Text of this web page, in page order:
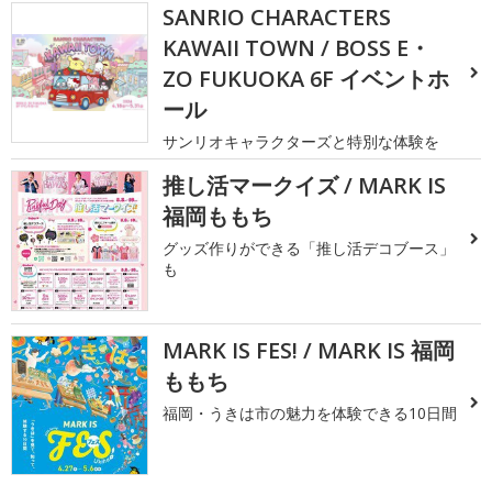
SANRIO CHARACTERS
KAWAII TOWN / BOSS E・
ZO FUKUOKA 6F イベントホ
ール
サンリオキャラクターズと特別な体験を
推し活マークイズ / MARK IS
福岡ももち
グッズ作りができる「推し活デコブース」
も
MARK IS FES! / MARK IS 福岡
ももち
福岡・うきは市の魅力を体験できる10日間